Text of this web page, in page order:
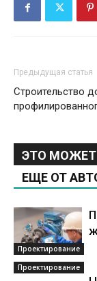
Предыдущая статья
Строительство
ЭТО МОЖЕТ
ЕЩЕ ОТ
Проектирование
Проектирование